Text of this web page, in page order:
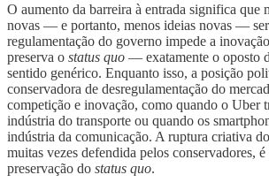
O aumento da barreira à entrada significa que
novas — e portanto, menos ideias novas —
regulamentação do governo impede a
preserva o status quo — exatamente o oposto
sentido genérico. Enquanto isso, a posição
conservadora de desregulamentação do
competição e inovação, como quando o Uber
indústria do transporte ou quando os
indústria da comunicação. A ruptura criativa
muitas vezes defendida pelos conservadores, é
preservação do status quo.